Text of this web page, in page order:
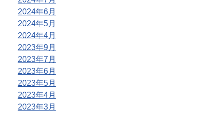
2024年6月
2024年5月
2024年4月
2023年9月
2023年7月
2023年6月
2023年5月
2023年4月
2023年3月